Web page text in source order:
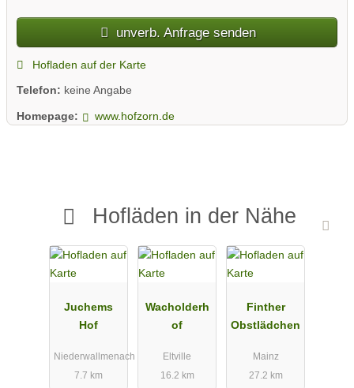
unverb. Anfrage senden
Hofladen auf der Karte
Telefon: keine Angabe
Homepage: www.hofzorn.de
Hofläden in der Nähe
Juchems
Hof
Niederwallmenach
7.7 km
Wacholderh
of
Eltville
16.2 km
Finther
Obstlädchen
Mainz
27.2 km